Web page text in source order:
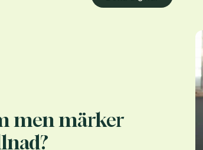
men märker